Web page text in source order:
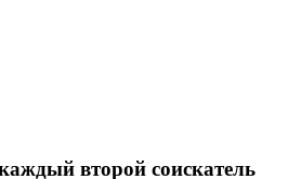
второй соискатель